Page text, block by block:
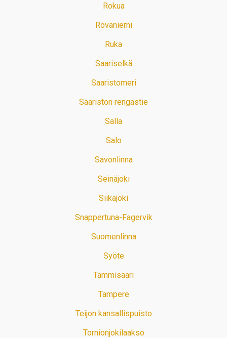
Rokua
Rovaniemi
Ruka
Saariselkä
Saaristomeri
Saariston rengastie
Salla
Salo
Savonlinna
Seinäjoki
Siikajoki
Snappertuna-Fagervik
Suomenlinna
Syöte
Tammisaari
Tampere
Teijon kansallispuisto
Tornionjokilaakso